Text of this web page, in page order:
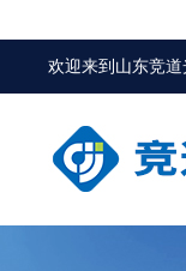
欢迎来到 山东竞